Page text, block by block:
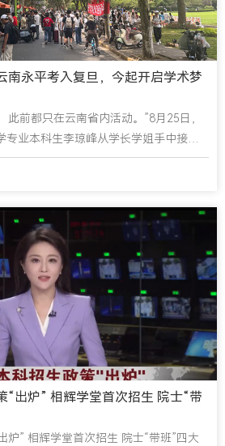
南永平考入复旦，今起开启学术梦
此前都只在云南省内活动。”8月25日，
专业本科生李琼峰从学长学姐手中接过
旦对口帮扶云南永平县12年以来，永平
的学生。今年7月16日，正在兼职做家
“出炉” 相辉学堂首次招生 院士“带
炉” 相辉学堂首次招生 院士“带班”四大